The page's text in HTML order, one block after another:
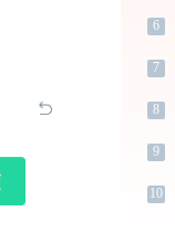
6
7
8
9
10